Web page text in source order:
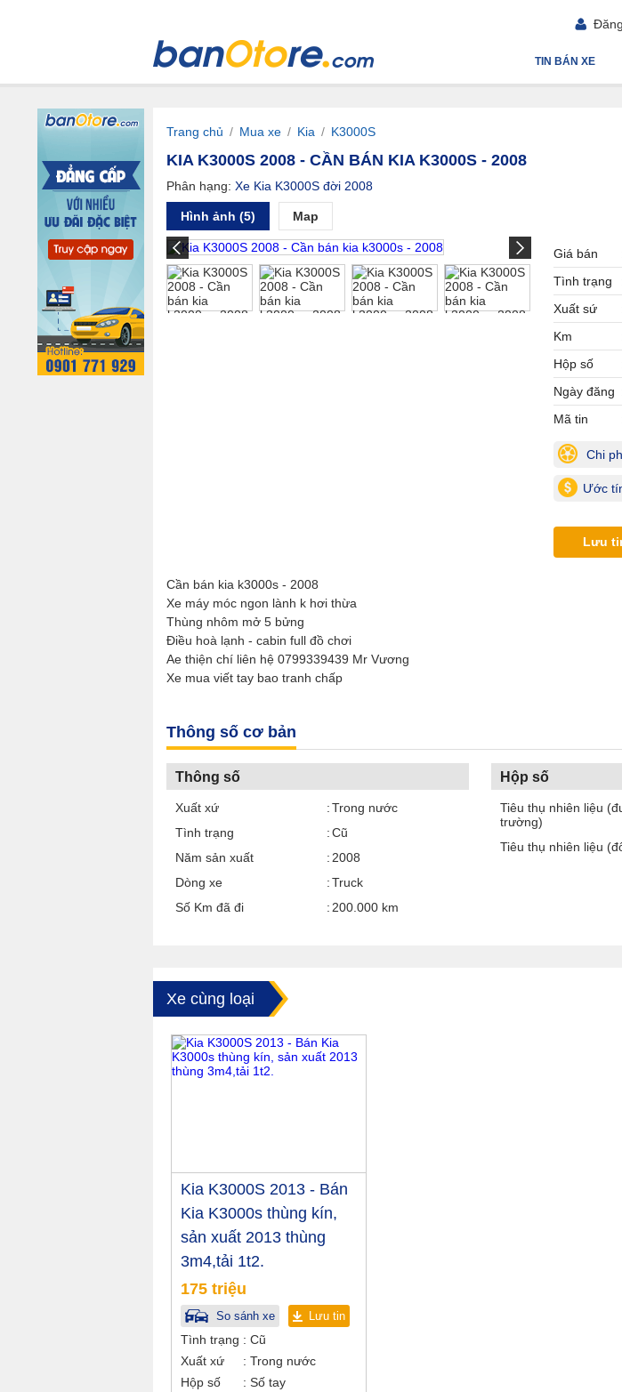
TIN BÁN XE
Trang chủ / Mua xe / Kia / K3000S
KIA K3000S 2008 - CẦN BÁN KIA K3000S - 2008
Phân hạng: Xe Kia K3000S đời 2008
Hình ảnh (5) Map
Giá bán
Tình trạng
Xuất sứ
Km
Hộp số
Ngày đăng
Mã tin
Chi
Ước
Lưu
Cần bán kia k3000s - 2008
Xe máy móc ngon lành k hơi thừa
Thùng nhôm mở 5 bửng
Điều hoà lạnh - cabin full đồ chơi
Ae thiện chí liên hệ 0799339439 Mr Vương
Xe mua viết tay bao tranh chấp
Thông số cơ bản
Thông số
Xuất xứ
Trong nước
Tình trạng
Cũ
Năm sản xuất
2008
Dòng xe
Truck
Số Km đã đi
200.000 km
Hộp số
Tiêu thụ nhiên liệu
trường)
Tiêu thụ nhiên liệu
Xe cùng loại
Kia K3000S 2013 - Bán
Kia K3000s thùng kín,
sản xuất 2013 thùng
3m4,tải 1t2.
175 triệu
So sánh xe Lưu tin
Tình trạng
Cũ
Xuất xứ
Trong nước
Hộp số
Số tay